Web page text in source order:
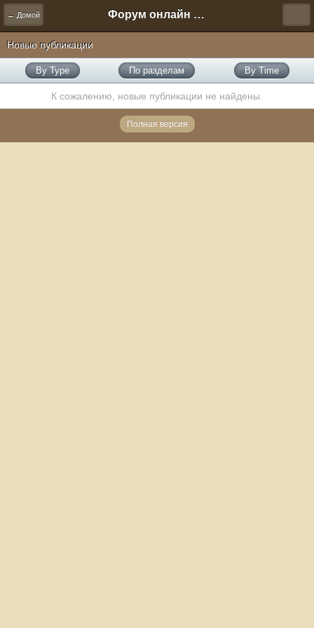
← Домой Форум онлайн игры "Новая Эра" (Нюра Биз)
Новые публикации
By Type По разделам By Time
К сожалению, новые публикации не найдены.
Полная версия